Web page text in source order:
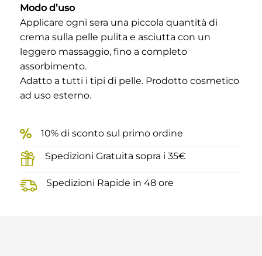
Modo d’uso
Applicare ogni sera una piccola quantità di
crema sulla pelle pulita e asciutta con un
leggero massaggio, fino a completo
assorbimento.
Adatto a tutti i tipi di pelle. Prodotto cosmetico
ad uso esterno.
10% di sconto sul primo ordine
Spedizioni Gratuita sopra i 35€
Spedizioni Rapide in 48 ore